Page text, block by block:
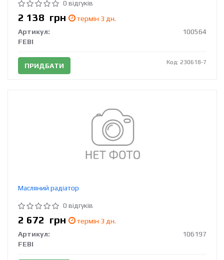
0 відгуків
2 138 грн
термін 3 дн.
Артикул:
100564
FEBI
ПРИДБАТИ Код: 230618-7
Масляний радіатор
0 відгуків
2 672 грн
термін 3 дн.
Артикул:
106197
FEBI